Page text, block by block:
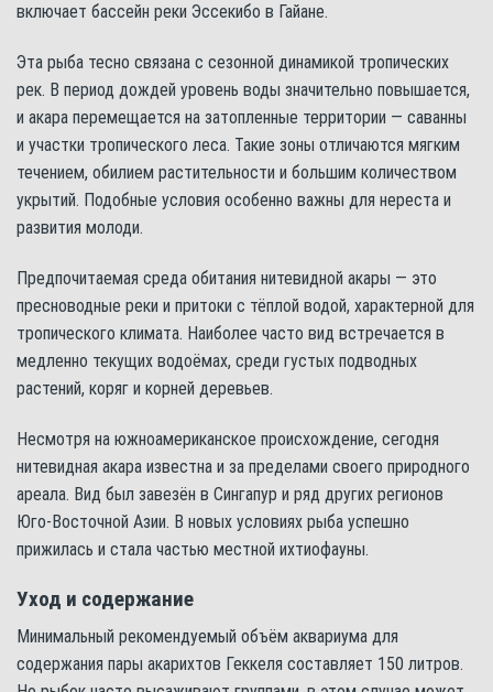
включает бассейн реки Эссекибо в Гайане.
Эта рыба тесно связана с сезонной динамикой тропических
рек. В период дождей уровень воды значительно повышается,
и акара перемещается на затопленные территории — саванны
и участки тропического леса. Такие зоны отличаются мягким
течением, обилием растительности и большим количеством
укрытий. Подобные условия особенно важны для нереста и
развития молоди.
Предпочитаемая среда обитания нитевидной акары — это
пресноводные реки и притоки с тёплой водой, характерной для
тропического климата. Наиболее часто вид встречается в
медленно текущих водоёмах, среди густых подводных
растений, коряг и корней деревьев.
Несмотря на южноамериканское происхождение, сегодня
нитевидная акара известна и за пределами своего природного
ареала. Вид был завезён в Сингапур и ряд других регионов
Юго-Восточной Азии. В новых условиях рыба успешно
прижилась и стала частью местной ихтиофауны.
Уход и содержание
Минимальный рекомендуемый объём аквариума для
содержания пары акарихтов Геккеля составляет 150 литров.